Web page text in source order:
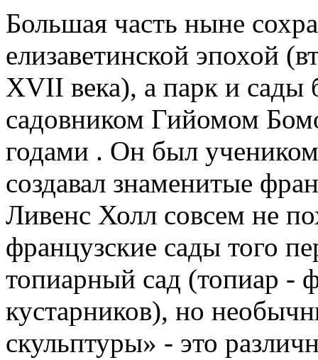
Большая часть ныне
елизаветинской эпохой
XVII века), а парк и
садовником Гийомом
годами . Он был
создавал знаменитые
Ливенс Холл совсем не
французские сады того
топиарный сад (топиар -
кустарников), но
скульптуры» - это